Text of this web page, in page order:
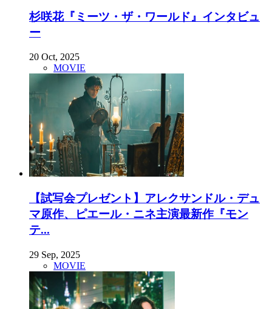
杉咲花『ミーツ・ザ・ワールド』インタビュ
ー
20 Oct, 2025
MOVIE
【試写会プレゼント】アレクサンドル・デュ
マ原作、ピエール・ニネ主演最新作『モン
テ...
29 Sep, 2025
MOVIE